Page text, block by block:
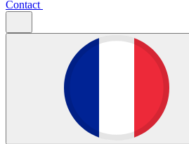
Contact